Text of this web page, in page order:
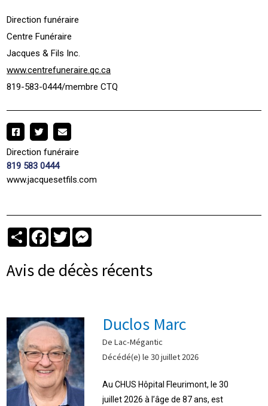
Direction funéraire
Centre Funéraire
Jacques & Fils Inc.
www.centrefuneraire.qc.ca
819-583-0444/membre CTQ
Direction funéraire
819 583 0444
www.jacquesetfils.com
PartagerFacebook
Twitter
Avis de décès récents
Duclos Marc
De Lac-Mégantic
Décédé(e) le 30 juillet 2026
Au CHUS Hôpital Fleurimont, le 30
juillet 2026 à l’âge de 87 ans, est